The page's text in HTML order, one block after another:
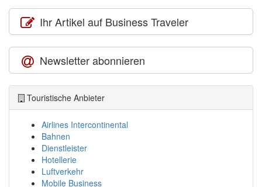
Ihr Artikel auf Business Traveler
Newsletter abonnieren
Touristische Anbieter
Airlines Intercontinental
Bahnen
Dienstleister
Hotellerie
Luftverkehr
Mobile Business